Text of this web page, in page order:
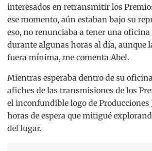
interesados en retransmitir los
ese momento, aún estaban bajo su
eso, no renunciaba a tener una oficina
durante algunas horas al día, aunque
fuera mínima, me comenta Abel.
Mientras esperaba dentro de su
afiches de las transmisiones de los
el inconfundible logo de Producciones
horas de espera que mitigué
del lugar.